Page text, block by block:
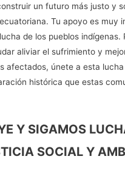
un futuro más justo y
Tu apoyo es muy
de los pueblos indígenas.
aliviar el sufrimiento y
afectados, únete a esta
histórica que estas
Y SIGAMOS
SOCIAL Y